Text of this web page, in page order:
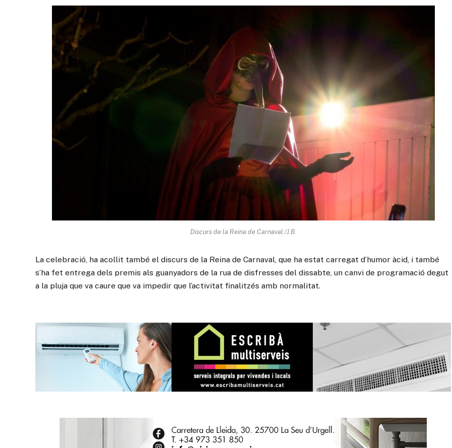
Discurs de la Reina de Carnaval./J.B.
La celebració, ha acollit també el discurs de la Reina de Carnaval, que ha estat carregat d’humor àcid, i també
s’ha fet entrega dels premis als guanyadors de la rua de disfresses del dissabte, un canvi de programació degut
a la pluja que va caure que va impedir que l’activitat finalitzés amb normalitat.